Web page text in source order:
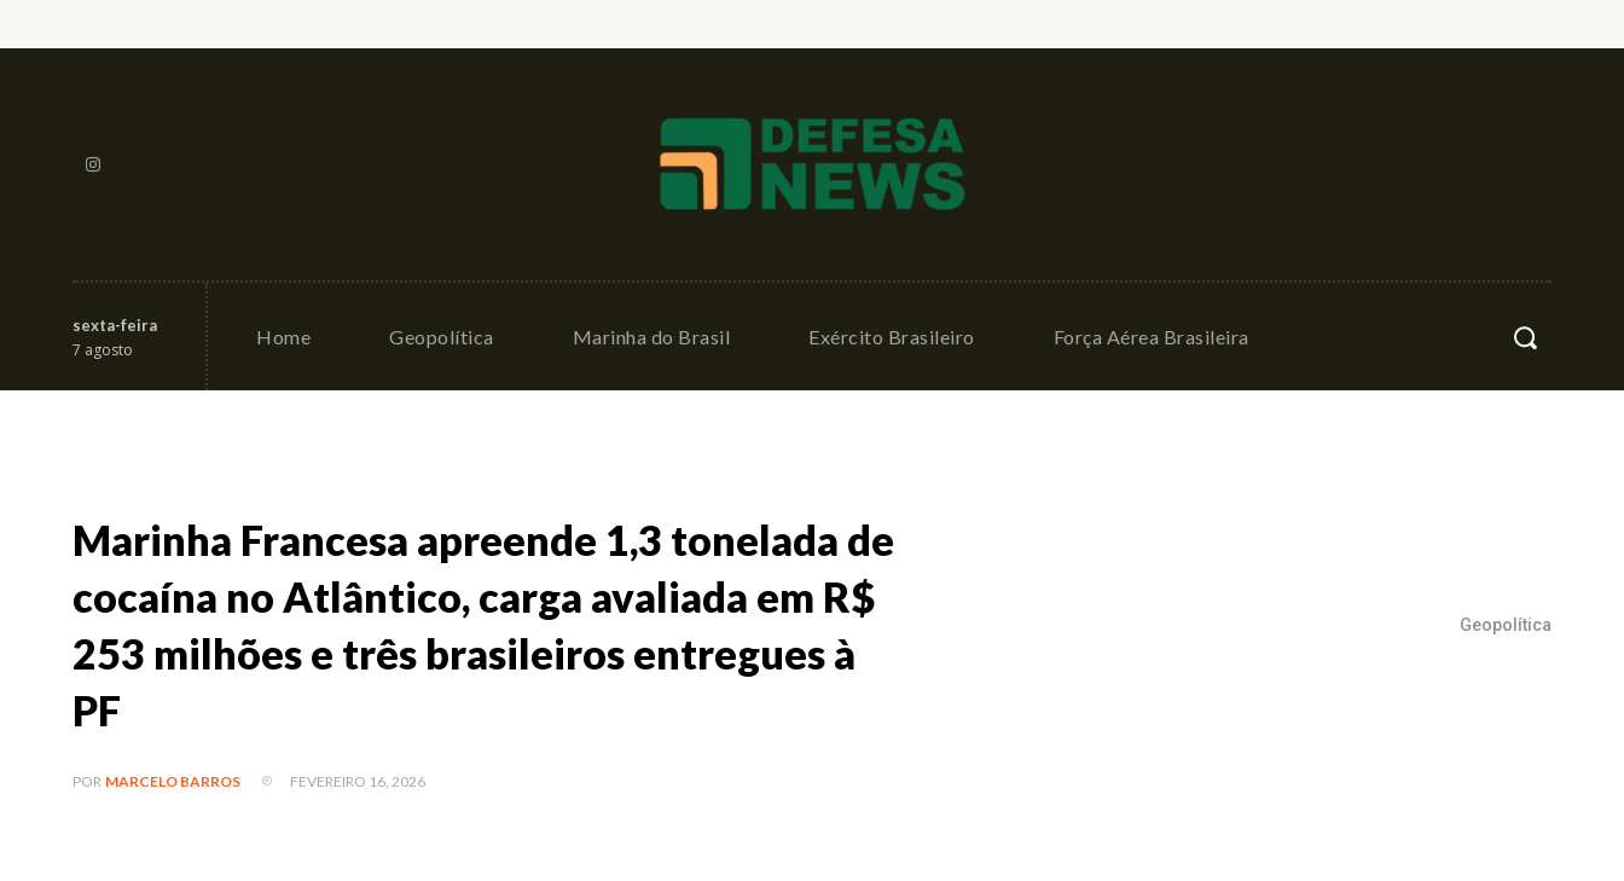
sexta-feira
7 agosto
Home Geopolítica Marinha do Brasil Exército Brasileiro Força Aérea Brasileira
Marinha Francesa apreende 1,3 tonelada de
cocaína no Atlântico, carga avaliada em R$
253 milhões e três brasileiros entregues à
PF
Geopolítica
POR MARCELO BARROS FEVEREIRO 16, 2026